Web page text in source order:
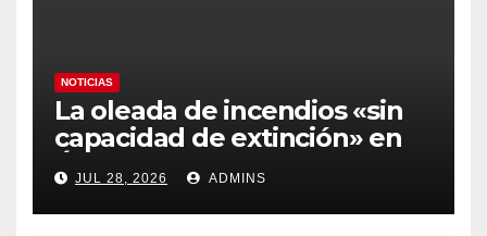
NOTICIAS
La oleada de incendios «sin
capacidad de extinción» en
Ávila y al oeste de Madrid
obliga a declarar la
emergencia nacional
JUL 28, 2026 ADMINS